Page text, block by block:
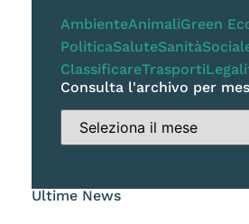
AmbienteAnimaliGreen
PoliticaSaluteSanità
ClassificareTrasporti
Consulta l'archivo per
Ultime News